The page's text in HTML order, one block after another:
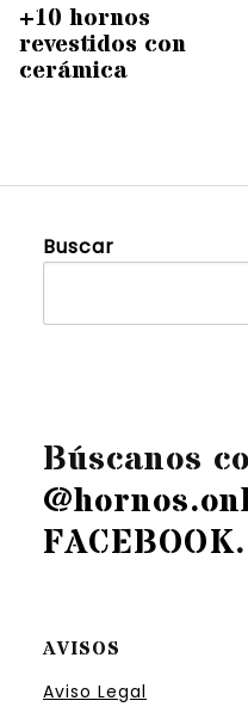
+10 hornos
revestidos con
cerámica
Buscar
Búscanos
FACEBOOK.
AVISOS
Aviso Legal